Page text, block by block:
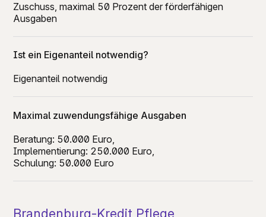
Zuschuss, maximal 50 Prozent der förderfähigen
Ausgaben
Ist ein Eigenanteil notwendig?
Eigenanteil notwendig
Maximal zuwendungsfähige Ausgaben
Beratung: 50.000 Euro,
Implementierung: 250.000 Euro,
Schulung: 50.000 Euro
Brandenburg-Kredit Pflege